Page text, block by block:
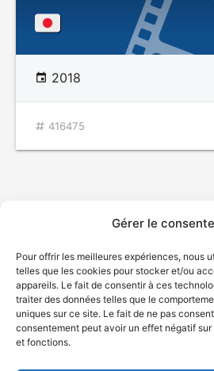
Gérer le
Pour offrir les meilleures expériences, nous
telles que les cookies pour stocker et/ou
appareils. Le fait de consentir à ces
traiter des données telles que le
uniques sur ce site. Le fait de ne pas
consentement peut avoir un effet négatif
et fonctions.
2018
416475